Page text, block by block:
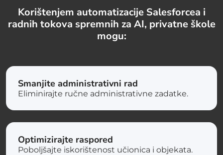
Korištenjem automatizacije Salesforcea i
radnih tokova spremnih za AI, privatne škole
mogu:
Smanjite administrativni rad
Eliminirajte ručne administrativne zadatke.
Optimizirajte raspored
Poboljšajte iskorištenost učionica i objekata.